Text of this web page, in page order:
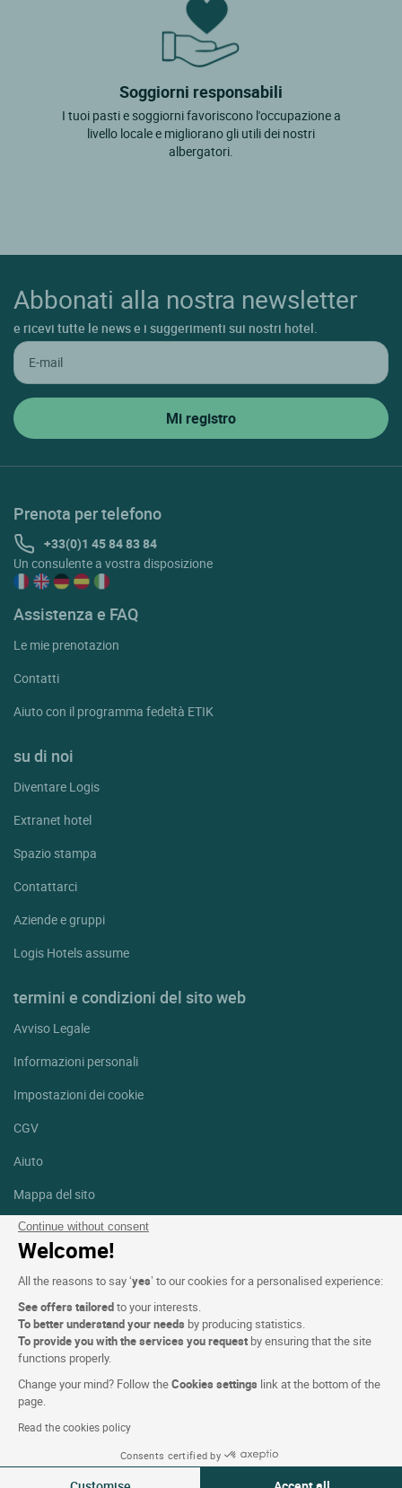
Continue without consent
Welcome!
All the reasons to say ‘yes’ to our cookies for a personalised experience:
See offers tailoredto your interests.
To better understand your needs by producing statistics.
To provide you with the services you request by ensuring that the site
functions properly.
Change your mind? Follow theCookies settings link at the bottom of the
page.
Read the cookies policy
Consents certified by
Soggiorni responsabili
I tuoi pasti e soggiorni favoriscono l'occupazione a
livello locale e migliorano gli utili dei nostri
albergatori.
Abbonati alla nostra newsletter
e ricevi tutte le news e i suggerimenti sui nostri hotel.
Prenota per telefono
+33(0)1 45 84 83 84
Un consulente a vostra disposizione
Assistenza e FAQ
Le mie prenotazion
Contatti
Aiuto con il programma fedeltà ETIK
su di noi
Diventare Logis
Extranet hotel
Spazio stampa
Contattarci
Aziende e gruppi
Logis Hotels assume
termini e condizioni del sito web
Avviso Legale
Informazioni personali
Impostazioni dei cookie
CGV
Aiuto
Mappa del sito
Crediti fotografici
Facebook
Instagram
Linkedin
bySIWAY